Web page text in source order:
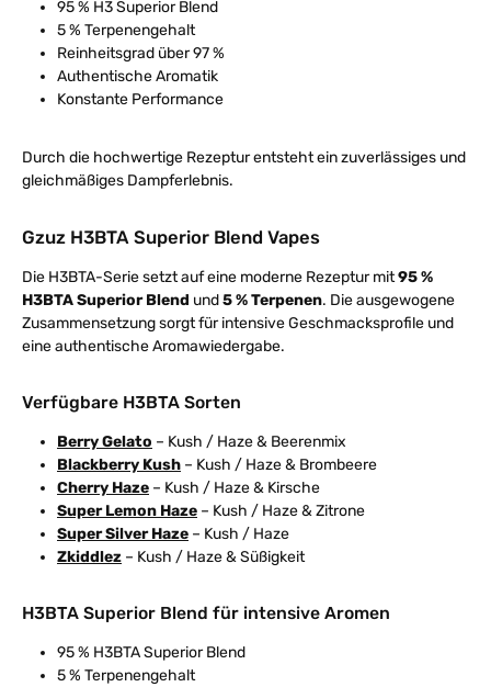
95 % H3 Superior Blend
5 % Terpenengehalt
Reinheitsgrad über 97 %
Authentische Aromatik
Konstante Performance
Durch die hochwertige Rezeptur entsteht ein zuverlässiges und
gleichmäßiges Dampferlebnis.
Gzuz H3BTA Superior Blend Vapes
Die H3BTA-Serie setzt auf eine moderne Rezeptur mit95 %
H3BTA Superior Blend und5 % Terpenen. Die ausgewogene
Zusammensetzung sorgt für intensive Geschmacksprofile und
eine authentische Aromawiedergabe.
Verfügbare H3BTA Sorten
Berry Gelato – Kush / Haze & Beerenmix
Blackberry Kush – Kush / Haze & Brombeere
Cherry Haze – Kush / Haze & Kirsche
Super Lemon Haze – Kush / Haze & Zitrone
Super Silver Haze – Kush / Haze
Zkiddlez – Kush / Haze & Süßigkeit
H3BTA Superior Blend für intensive Aromen
95 % H3BTA Superior Blend
5 % Terpenengehalt